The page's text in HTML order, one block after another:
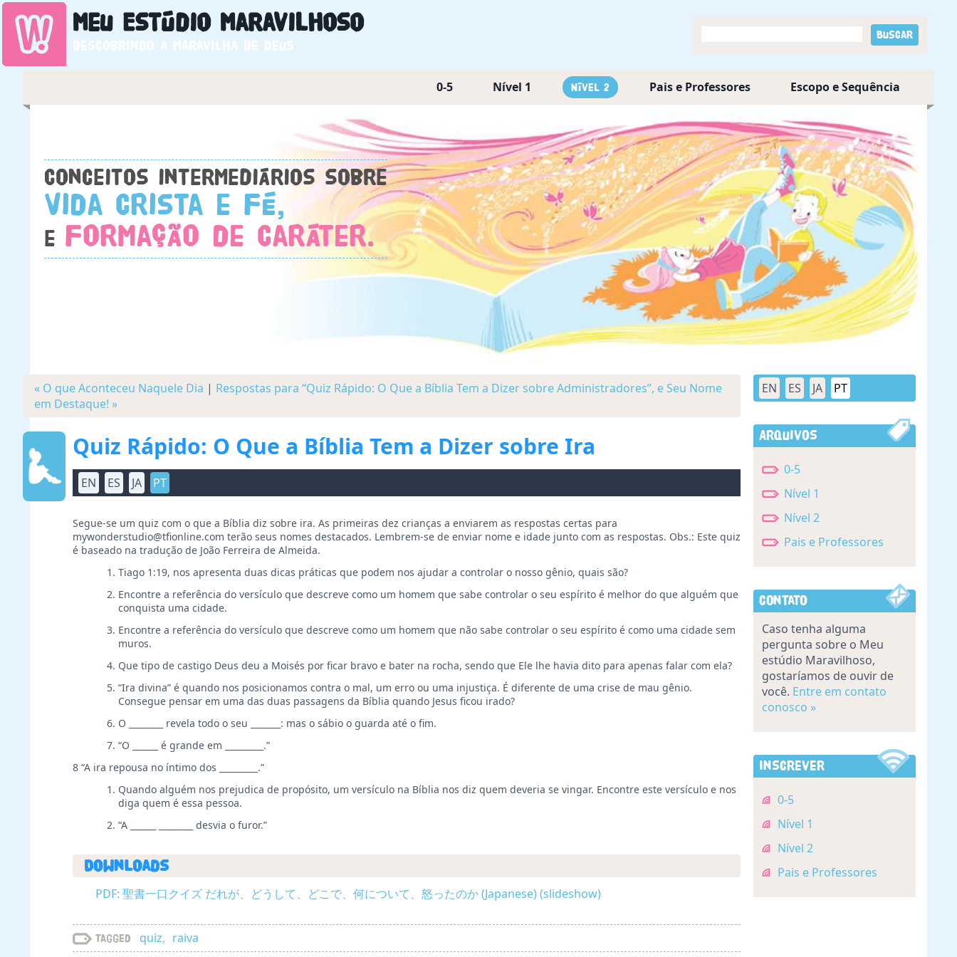
Meu Estúdio Maravilhoso
Descobrindo a maravilha de Deus
0-5 Nível 1 Nível 2 Pais e Professores Escopo e Sequência
Conceitos intermediários sobre
Vida Crista e Fé,
e Formação de Caráter.
« O que Aconteceu Naquele Dia | Respostas para “Quiz Rápido: O Que a Bíblia Tem a Dizer sobre Administradores”, e Seu Nome
em Destaque! »
Quiz Rápido: O Que a Bíblia Tem a Dizer sobre Ira
EN ES JA PT
Segue-se um quiz com o que a Bíblia diz sobre ira. As primeiras dez crianças a enviarem as respostas certas para
mywonderstudio@tfionline.com terão seus nomes destacados. Lembrem-se de enviar nome e idade junto com as respostas. Obs.: Este quiz
é baseado na tradução de João Ferreira de Almeida.
Tiago 1:19, nos apresenta duas dicas práticas que podem nos ajudar a controlar o nosso gênio, quais são?
Encontre a referência do versículo que descreve como um homem que sabe controlar o seu espírito é melhor do que alguém que
conquista uma cidade.
Encontre a referência do versículo que descreve como um homem que não sabe controlar o seu espírito é como uma cidade sem
muros.
Que tipo de castigo Deus deu a Moisés por ficar bravo e bater na rocha, sendo que Ele lhe havia dito para apenas falar com ela?
“Ira divina” é quando nos posicionamos contra o mal, um erro ou uma injustiça. É diferente de uma crise de mau gênio.
Consegue pensar em uma das duas passagens da Bíblia quando Jesus ficou irado?
O ________ revela todo o seu _______: mas o sábio o guarda até o fim.
“O ______ é grande em _________.”
8 “A ira repousa no íntimo dos _________.”
Quando alguém nos prejudica de propósito, um versículo na Bíblia nos diz quem deveria se vingar. Encontre este versículo e nos
diga quem é essa pessoa.
“A ______ ________ desvia o furor.”
Downloads
PDF: 聖書一口クイズ だれが、どうして、どこで、何について、怒ったのか (Japanese) (slideshow)
Tagged quiz, raiva
EN ES JA PT
Arquivos
0-5
Nível 1
Nível 2
Pais e Professores
Contato
Caso tenha alguma
pergunta sobre o Meu
estúdio Maravilhoso,
gostaríamos de ouvir de
você. Entre em contato
conosco »
Inscrever
0-5
Nível 1
Nível 2
Pais e Professores